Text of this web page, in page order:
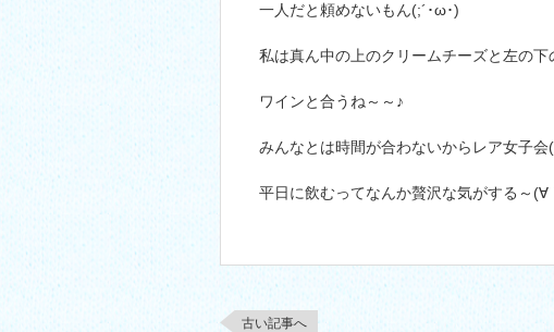
一人だと頼めないもん(;´･ω･)
私は真ん中の上のクリームチーズと左の
ワインと合うね～～♪
みんなとは時間が合わないからレア女子
平日に飲むってなんか贅沢な気がする～(∀
古い記事へ